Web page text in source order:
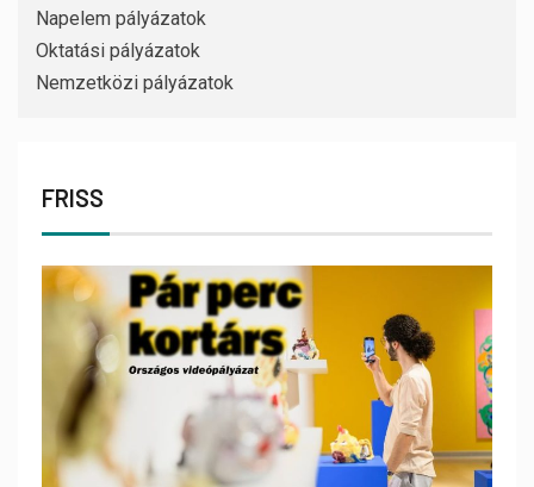
Napelem pályázatok
Oktatási pályázatok
Nemzetközi pályázatok
FRISS